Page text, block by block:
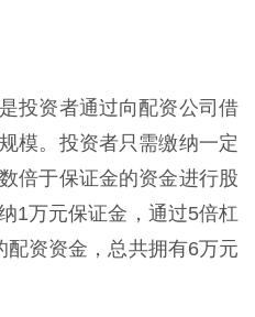
投资者通过向配资公司借
模。投资者只需缴纳一定
倍于保证金的资金进行股
1万元保证金，通过5倍杠
资资金，总共拥有6万元